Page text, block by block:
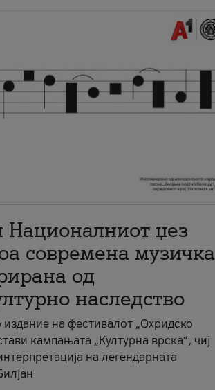
џез
современа музичка
од
наследство
на фестивалот „Охридско
кампањата „Културна врска“, чиј
на легендарната